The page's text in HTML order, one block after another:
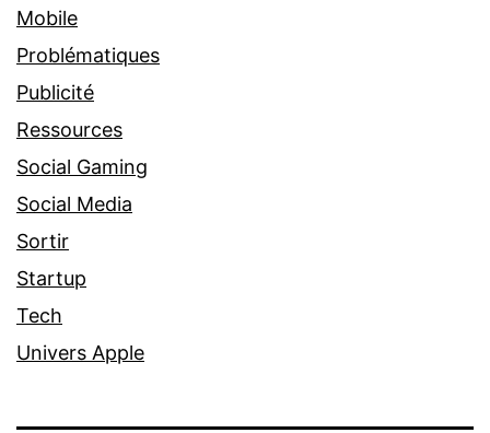
Mobile
Problématiques
Publicité
Ressources
Social Gaming
Social Media
Sortir
Startup
Tech
Univers Apple